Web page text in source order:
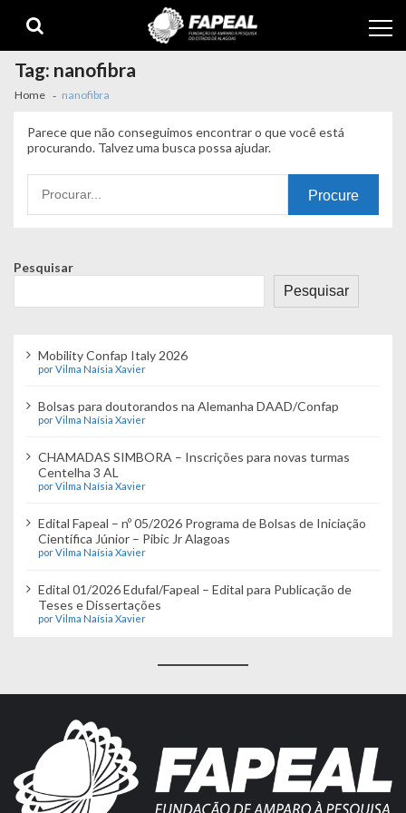
navigation
content
Tag: nanofibra
Home nanofibra
Parece que não conseguimos encontrar o que você está
procurando. Talvez uma busca possa ajudar.
por:
Pesquisar
Pesquisar
Mobility Confap Italy 2026
por Vilma Naísia Xavier
Bolsas para doutorandos na Alemanha DAAD/Confap
por Vilma Naísia Xavier
CHAMADAS SIMBORA – Inscrições para novas turmas
Centelha 3 AL
por Vilma Naísia Xavier
Edital Fapeal – nº 05/2026 Programa de Bolsas de Iniciação
Científica Júnior – Pibic Jr Alagoas
por Vilma Naísia Xavier
Edital 01/2026 Edufal/Fapeal – Edital para Publicação de
Teses e Dissertações
por Vilma Naísia Xavier